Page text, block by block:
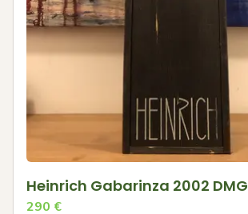
Heinrich Gabarinza 2002 DMG
290 €